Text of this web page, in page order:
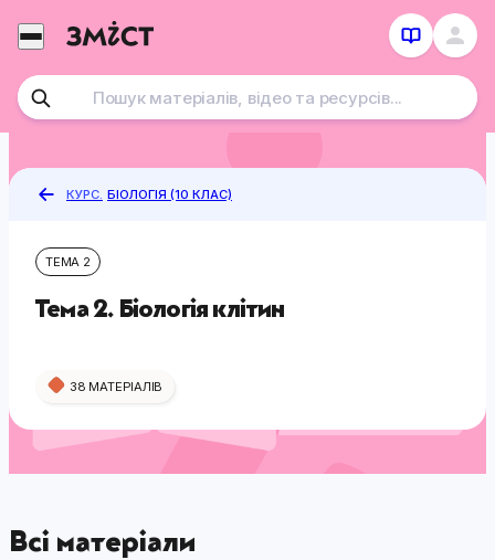
Перейти
до
КУРС. БІОЛОГІЯ (10 КЛАС)
ТЕМА 2
Тема 2. Біологія клітин
38 МАТЕРІАЛІВ
Всі матеріали